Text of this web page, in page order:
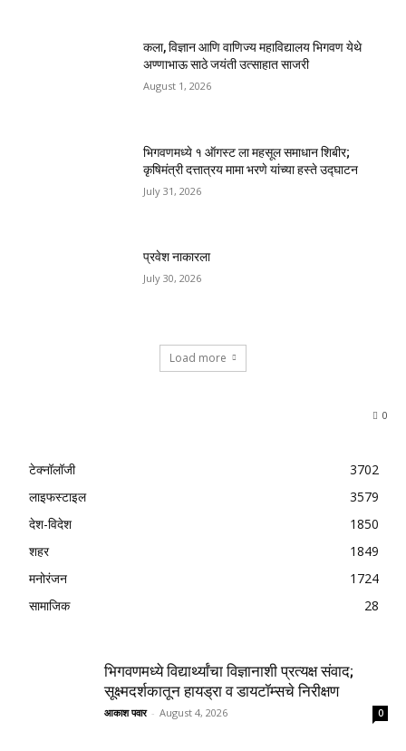
कला, विज्ञान आणि वाणिज्य महाविद्यालय भिगवण येथे
अण्णाभाऊ साठे जयंती उत्साहात साजरी
August 1, 2026
भिगवणमध्ये १ ऑगस्ट ला महसूल समाधान शिबीर;
कृषिमंत्री दत्तात्रय मामा भरणे यांच्या हस्ते उद्घाटन
July 31, 2026
प्रवेश नाकारला
July 30, 2026
Load more
0
टेक्नॉलॉजी
3702
लाइफस्टाइल
3579
देश-विदेश
1850
शहर
1849
मनोरंजन
1724
सामाजिक
28
भिगवणमध्ये विद्यार्थ्यांचा विज्ञानाशी प्रत्यक्ष संवाद;
सूक्ष्मदर्शकातून हायड्रा व डायटॉम्सचे निरीक्षण
आकाश पवार - August 4, 2026 0